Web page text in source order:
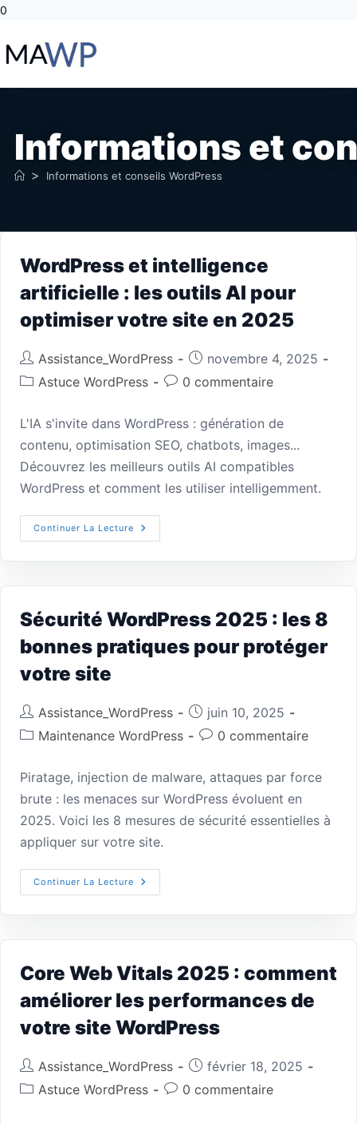
0
Informations et
> Informations et conseils WordPress
WordPress et intelligence
artificielle : les outils AI pour
optimiser votre site en 2025
Assistance_WordPress
novembre 4, 2025
Astuce WordPress
0 commentaire
L'IA s'invite dans WordPress : génération de
contenu, optimisation SEO, chatbots, images...
Découvrez les meilleurs outils AI compatibles
WordPress et comment les utiliser intelligemment.
Continuer La Lecture
Sécurité WordPress 2025 : les 8
bonnes pratiques pour protéger
votre site
Assistance_WordPress
juin 10, 2025
Maintenance WordPress
0 commentaire
Piratage, injection de malware, attaques par force
brute : les menaces sur WordPress évoluent en
2025. Voici les 8 mesures de sécurité essentielles à
appliquer sur votre site.
Continuer La Lecture
Core Web Vitals 2025 : comment
améliorer les performances de
votre site WordPress
Assistance_WordPress
février 18, 2025
Astuce WordPress
0 commentaire